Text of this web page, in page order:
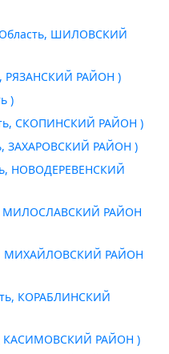
Область, ШИЛОВСКИЙ
РЯЗАНСКИЙ РАЙОН )
)
СКОПИНСКИЙ РАЙОН )
ЗАХАРОВСКИЙ РАЙОН )
НОВОДЕРЕВЕНСКИЙ
МИЛОСЛАВСКИЙ РАЙОН
МИХАЙЛОВСКИЙ РАЙОН
КОРАБЛИНСКИЙ
КАСИМОВСКИЙ РАЙОН )